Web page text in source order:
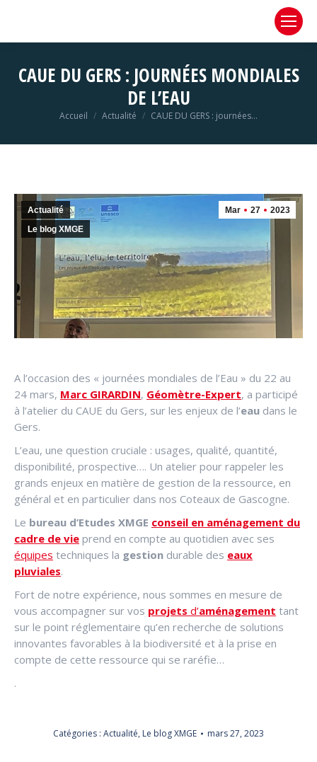
CAUE DU GERS : JOURNÉES MONDIALES
DE L’EAU
Vous êtes ici :
Accueil Actualité CAUE DU GERS : journées…
Mar 27 2023
Actualité
Le blog XMGE
A l’occasion des « journées mondiales de l’Eau » du 22 au
24 mars, Marc GIRARDIN, Géomètre-Expert, a participé
à l’atelier du CAUE du Gers, sur les enjeux de l’eau dans le
Gers.
L’eau, une question cruciale : usages, qualité, quantité,
disponibilité, prospective…. Un atelier pour rappeler les
grands enjeux en matière de gestion de la ressource, en
général et en particulier dans nos Coteaux de Gascogne.
Le bureau d’Etudes XMGE conseil en aménagement du
cadre de vie prend en compte au quotidien avec ses
équipes techniques la gestion durable des eaux
pluviales.
Fort de notre expérience, nous sommes en mesure de
vous accompagner sur vos projets d’aménagement tant
sur le point réglementaire qu’en recherche de solutions
innovantes favorables à la biodiversité et à la prise en
compte de cette ressource qui se raréfie…
.
Catégories : Actualité, Le blog XMGE mars 27, 2023